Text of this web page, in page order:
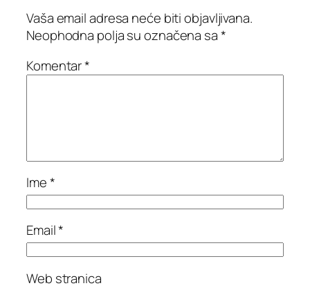
Vaša email adresa neće biti objavljivana.
Neophodna polja su označena sa*
Komentar*
Ime*
Email*
Web stranica